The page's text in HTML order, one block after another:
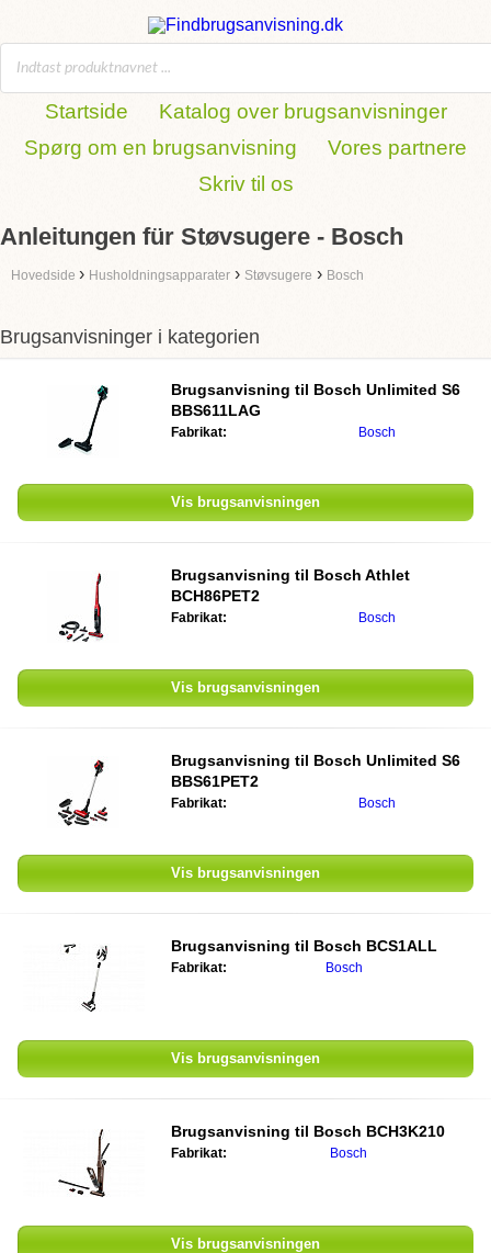
Startside
Katalog over brugsanvisninger
Spørg om en brugsanvisning
Vores partnere
Skriv til os
Anleitungen für Støvsugere - Bosch
Hovedside › Husholdningsapparater › Støvsugere › Bosch
Brugsanvisninger i kategorien
Brugsanvisning til Bosch Unlimited S6
BBS611LAG
Fabrikat: Bosch
Vis brugsanvisningen
Brugsanvisning til Bosch Athlet
BCH86PET2
Fabrikat: Bosch
Vis brugsanvisningen
Brugsanvisning til Bosch Unlimited S6
BBS61PET2
Fabrikat: Bosch
Vis brugsanvisningen
Brugsanvisning til Bosch BCS1ALL
Fabrikat: Bosch
Vis brugsanvisningen
Brugsanvisning til Bosch BCH3K210
Fabrikat: Bosch
Vis brugsanvisningen